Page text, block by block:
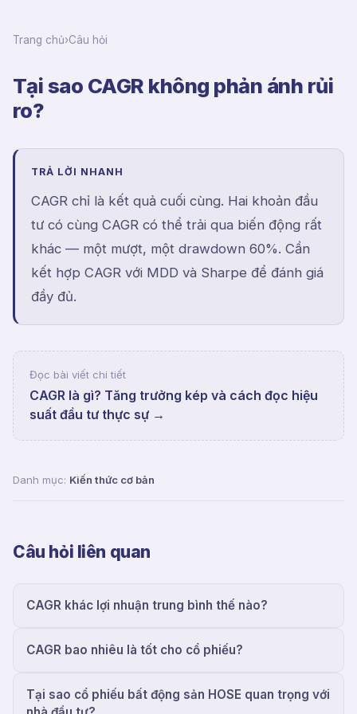
Trang chủ›Câu hỏi
Tại sao CAGR không phản ánh rủi
ro?
TRẢ LỜI NHANH
CAGR chỉ là kết quả cuối cùng. Hai khoản đầu
tư có cùng CAGR có thể trải qua biến động rất
khác — một mượt, một drawdown 60%. Cần
kết hợp CAGR với MDD và Sharpe để đánh giá
đầy đủ.
Đọc bài viết chi tiết
CAGR là gì? Tăng trưởng kép và cách đọc hiệu
suất đầu tư thực sự →
Danh mục: Kiến thức cơ bản
Câu hỏi liên quan
CAGR khác lợi nhuận trung bình thế nào?
CAGR bao nhiêu là tốt cho cổ phiếu?
Tại sao cổ phiếu bất động sản HOSE quan trọng với